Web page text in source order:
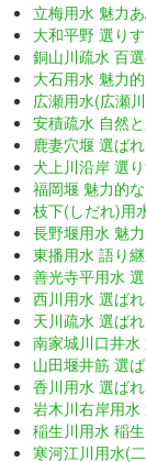
立梅用水 魅力
大和平野 選り
銅山川疏水 百
大石用水 魅力
広瀬用水(広瀬
安積疏水 自然
鹿妻穴堰 選ば
犬上川沿岸 選
福岡堰 魅力的
枝下(しだれ)用
長野堰用水 魅
東播用水 語り
善光寺平用水
西川用水 選ば
天川疏水 選ば
南家城川口井水
山田堰井筋 選
香川用水 選ば
岩木川右岸用水
稲生川用水 稲
寒河江川用水(